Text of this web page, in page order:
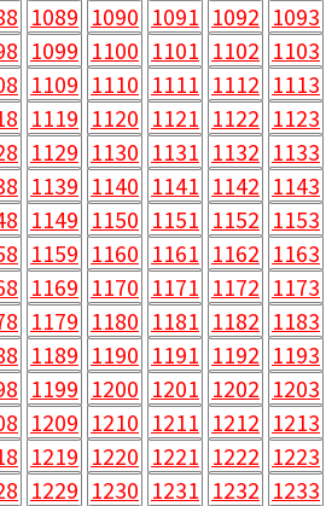
1089 1090 1091 1092 1093
1099 1100 1101 1102 1103
1109 1110 1111 1112 1113
1119 1120 1121 1122 1123
1129 1130 1131 1132 1133
1139 1140 1141 1142 1143
1149 1150 1151 1152 1153
1159 1160 1161 1162 1163
1169 1170 1171 1172 1173
1179 1180 1181 1182 1183
1189 1190 1191 1192 1193
1199 1200 1201 1202 1203
1209 1210 1211 1212 1213
1219 1220 1221 1222 1223
1229 1230 1231 1232 1233